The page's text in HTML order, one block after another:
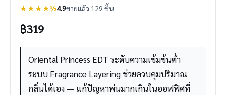
★★★★½4.9ขายแล้ว 129 ชิ้น
฿319
Oriental Princess EDT ระดับความเข้มข้นต่ำ
ระบบ Fragrance Layering ช่วยควบคุมปริมาณ
กลิ่นได้เอง — แก้ปัญหาพ่นมากเกินในออฟฟิศที่